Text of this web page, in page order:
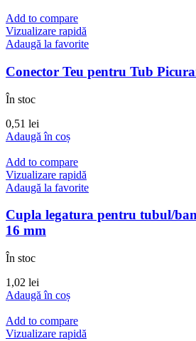
Add to compare
Vizualizare rapidă
Adaugă la favorite
Conector Teu pentru Tub
În stoc
0,51 lei
Adaugă în coș
Add to compare
Vizualizare rapidă
Adaugă la favorite
Cupla legatura pentru tubul/
16 mm
În stoc
1,02 lei
Adaugă în coș
Add to compare
Vizualizare rapidă